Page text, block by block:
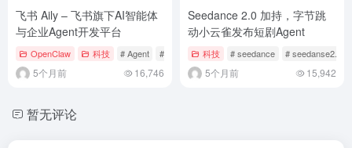
飞书 Aily – 飞书旗下AI智能体
与企业Agent开发平台
OpenClaw 科技 # Agent # Aily # AI智能体
5个月前 16,746
Seedance 2.0 加持，字节跳
动小云雀发布短剧Agent
科技 # seedance # seedanse2.0
5个月前 15,942
暂无评论